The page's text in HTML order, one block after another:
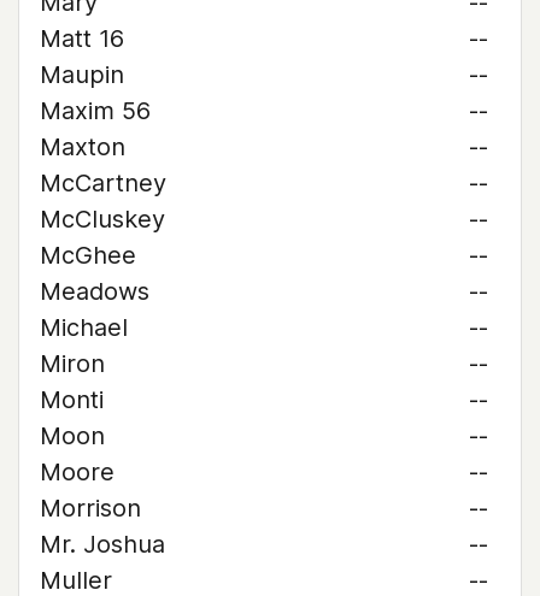
Matt 16
--
Maupin
--
Maxim 56
--
Maxton
--
McCartney
--
McCluskey
--
McGhee
--
Meadows
--
Michael
--
Miron
--
Monti
--
Moon
--
Moore
--
Morrison
--
Mr. Joshua
--
Muller
--